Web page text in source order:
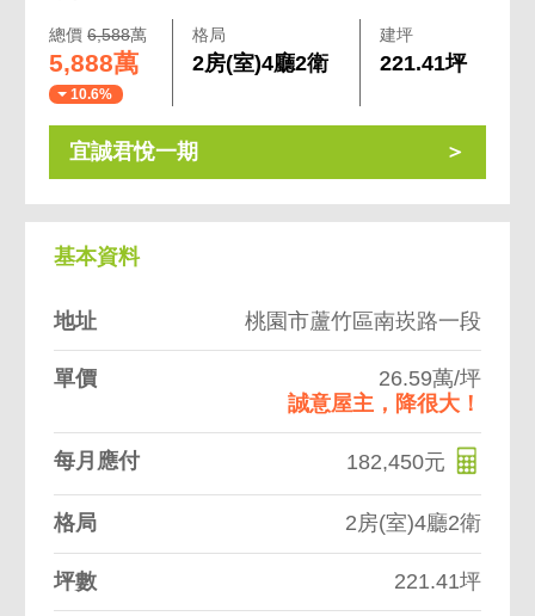
總價6,588萬
5,888萬
10.6%
格局
2房(室)4廳2衛
建坪
221.41坪
宜誠君悅一期
基本資料
地址 桃園市蘆竹區南崁路一段
單價
26.59萬/坪
誠意屋主，降很大！
每月應付 182,450元
格局 2房(室)4廳2衛
坪數 221.41坪